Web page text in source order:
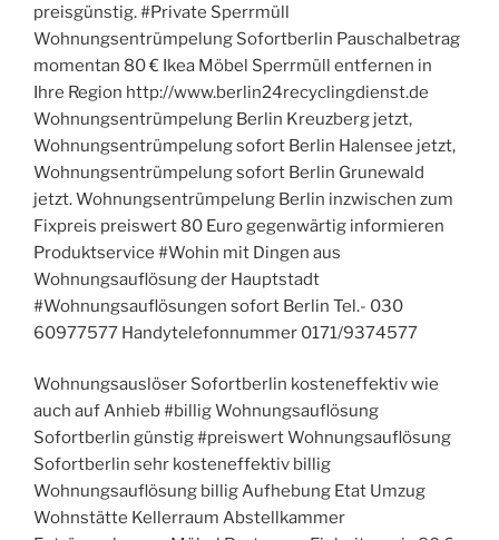
preisgünstig. #Private Sperrmüll
Wohnungsentrümpelung Sofortberlin Pauschalbetrag
momentan 80 € Ikea Möbel Sperrmüll entfernen in
Ihre Region http://www.berlin24recyclingdienst.de
Wohnungsentrümpelung Berlin Kreuzberg jetzt,
Wohnungsentrümpelung sofort Berlin Halensee jetzt,
Wohnungsentrümpelung sofort Berlin Grunewald
jetzt. Wohnungsentrümpelung Berlin inzwischen zum
Fixpreis preiswert 80 Euro gegenwärtig informieren
Produktservice #Wohin mit Dingen aus
Wohnungsauflösung der Hauptstadt
#Wohnungsauflösungen sofort Berlin Tel.- 030
60977577 Handytelefonnummer 0171/9374577
Wohnungsauslöser Sofortberlin kosteneffektiv wie
auch auf Anhieb #billig Wohnungsauflösung
Sofortberlin günstig #preiswert Wohnungsauflösung
Sofortberlin sehr kosteneffektiv billig
Wohnungsauflösung billig Aufhebung Etat Umzug
Wohnstätte Kellerraum Abstellkammer